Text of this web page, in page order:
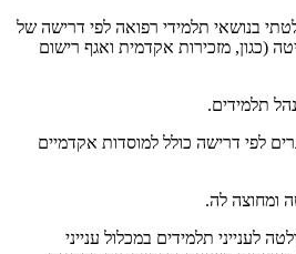
בנושאי תלמידי רפואה לפי דרישה של
(כגון, מזכירות אקדמית ואגף רישום
תלמידים.
לפי דרישה כולל למוסדות אקדמיים
ומחוצה לה.
לענייני תלמידים במכלול ענייני